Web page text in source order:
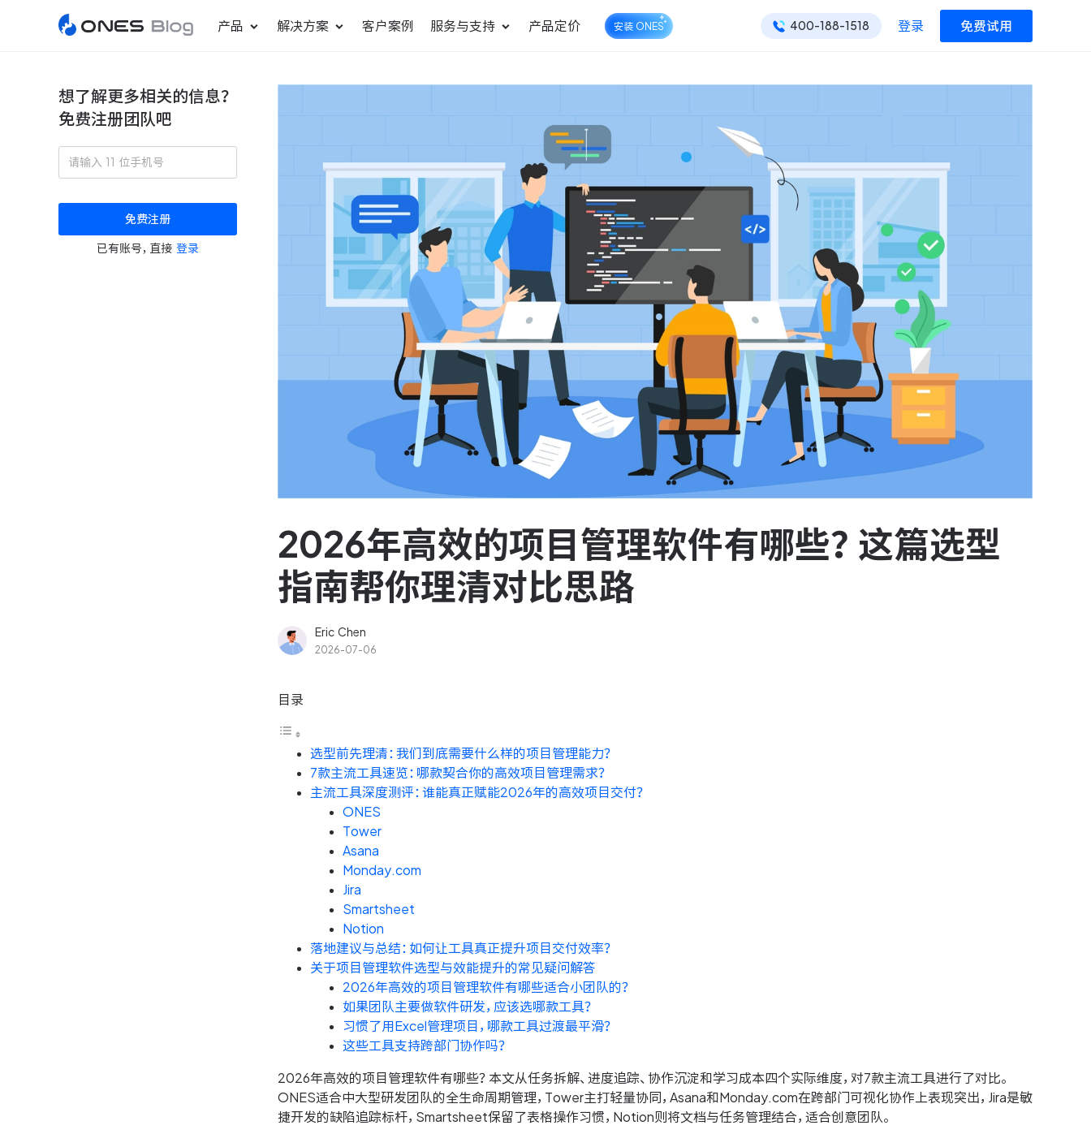
产品
ONES Desk
解决方案
更好更快地发布产品
统一管理业务信息和企业知
轻松规划项目和跟踪进度
测试管理
快速交付高质量产品
DevOps
可持续地交付端到端的价值
高效合理地规划和利用团队资
服务台和工单管理
轻松响应与解决客户反馈
驱动企业创新增长 助力车企高效研发
客户案例 服务与支持
ONES 资讯
产品定价 安装 ONES 400-188-1518 登录 免费试用
想了解更多相关的信息？
免费注册团队吧
免费注册
已有账号，直接 登录
2026年高效的项目管理软件有哪些？这篇选型
指南帮你理清对比思路
Eric Chen
2026-07-06
目录
选型前先理清：我们到底需要什么样的项目管理能力？
7款主流工具速览：哪款契合你的高效项目管理需求？
主流工具深度测评：谁能真正赋能2026年的高效项目交付？
ONES
Tower
Asana
Monday.com
Jira
Smartsheet
Notion
落地建议与总结：如何让工具真正提升项目交付效率？
关于项目管理软件选型与效能提升的常见疑问解答
2026年高效的项目管理软件有哪些适合小团队的？
如果团队主要做软件研发，应该选哪款工具？
习惯了用Excel管理项目，哪款工具过渡最平滑？
这些工具支持跨部门协作吗？
2026年高效的项目管理软件有哪些？本文从任务拆解、进度追踪、协作沉淀和学习成本四个实际维度，对7款主流工具进行了对比。
ONES适合中大型研发团队的全生命周期管理，Tower主打轻量协同，Asana和Monday.com在跨部门可视化协作上表现突出，Jira是敏
捷开发的缺陷追踪标杆，Smartsheet保留了表格操作习惯，Notion则将文档与任务管理结合，适合创意团队。